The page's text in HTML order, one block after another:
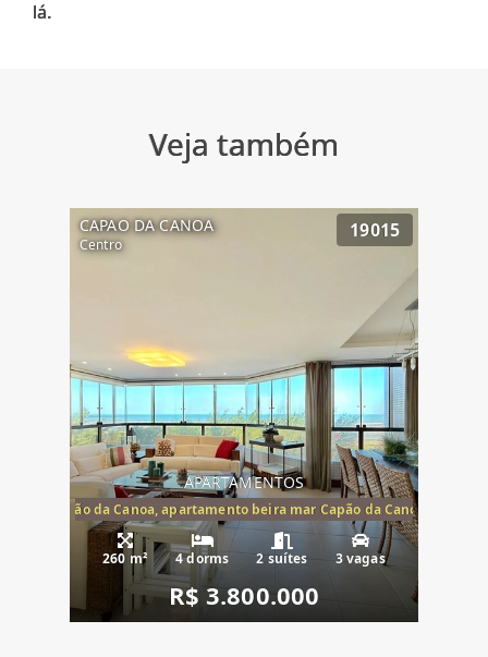
Veja também
CAPAO DA CANOA
Centro
19015
APARTAMENTOS
mar Capão da Canoa, apartamento beira mar Capão da Canoa,
260 m² 4 dorms 2 suítes 3 vagas
R$ 3.800.000